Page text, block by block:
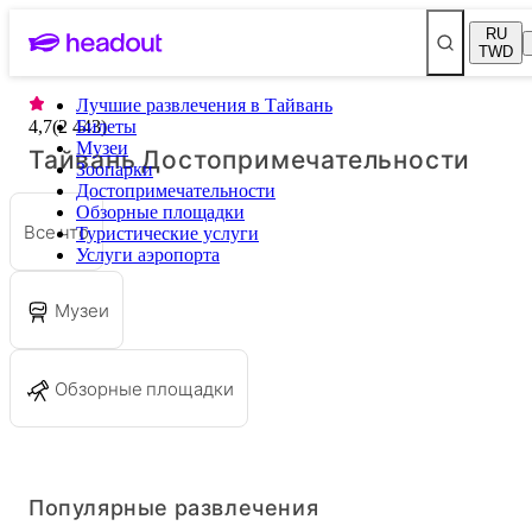
RU
TWD
Лучшие развлечения в Тайвань
Билеты
Музеи
Зоопарки
Достопримечательности
Обзорные площадки
Туристические услуги
Услуги аэропорта
4,7(2 443)
Тайвань Достопримечательности
Все что
Музеи
Обзорные площадки
Популярные развлечения